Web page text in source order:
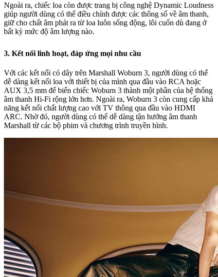
Ngoài ra, chiếc loa còn được trang bị công nghệ Dynamic Loudness
giúp người dùng có thể điều chỉnh được các thông số về âm thanh,
giữ cho chất âm phát ra từ loa luôn sống động, lôi cuốn dù đang ở
bất kỳ mức độ âm lượng nào.
3. Kết nối linh hoạt, đáp ứng mọi nhu cầu
Với các kết nối có dây trên Marshall Woburn 3, người dùng có thể
dễ dàng kết nối loa với thiết bị của mình qua đầu vào RCA hoặc
AUX 3,5 mm để biến chiếc Woburn 3 thành một phần của hệ thống
âm thanh Hi-Fi rộng lớn hơn. Ngoài ra, Woburn 3 còn cung cấp khả
năng kết nối chất lượng cao với TV thông qua đầu vào HDMI
ARC. Nhờ đó, người dùng có thể dễ dàng tận hưởng âm thanh
Marshall từ các bộ phim và chương trình truyền hình.